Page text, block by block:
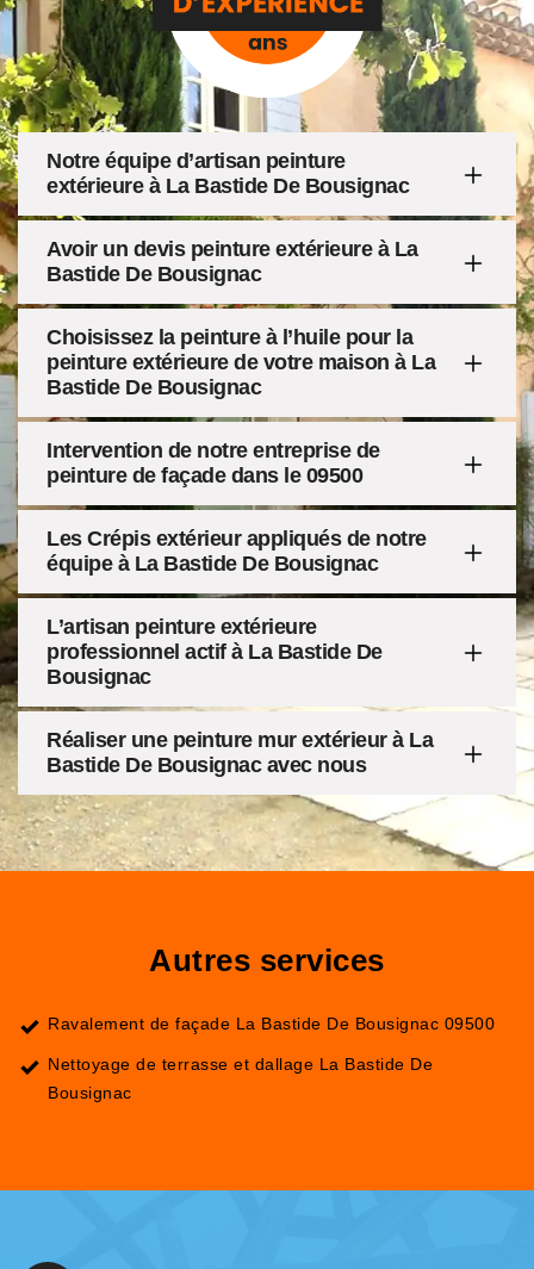
Notre équipe d’artisan peinture
extérieure à La Bastide De Bousignac
Avoir un devis peinture extérieure à La
Bastide De Bousignac
Choisissez la peinture à l’huile pour la
peinture extérieure de votre maison à La
Bastide De Bousignac
Intervention de notre entreprise de
peinture de façade dans le 09500
Les Crépis extérieur appliqués de notre
équipe à La Bastide De Bousignac
L’artisan peinture extérieure
professionnel actif à La Bastide De
Bousignac
Réaliser une peinture mur extérieur à La
Bastide De Bousignac avec nous
Autres services
Ravalement de façade La Bastide De Bousignac 09500
Nettoyage de terrasse et dallage La Bastide De
Bousignac